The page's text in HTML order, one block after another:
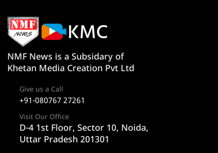
NMF News is a Subsidary of
Khetan Media Creation Pvt Ltd
Give us a Call
+91-080767 27261
Visit Our Office
D-4 1st Floor, Sector 10, Noida,
Uttar Pradesh 201301